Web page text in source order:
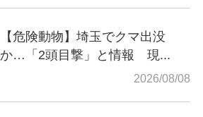
【危険動物】埼玉でクマ出没
か…「2頭目撃」と情報 現...
2026/08/08